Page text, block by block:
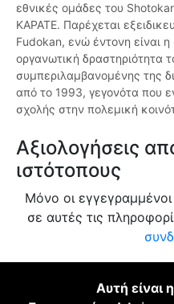
εθνικές ομάδες του
ΚΑΡΑΤΕ. Παρέχεται
Fudokan, ενώ έντονη είναι η
οργανωτική δραστηριότητα
συμπεριλαμβανομένης της
από το 1993, γεγονότα που
σχολής στην πολεμική
Αξιολογήσεις
ιστότοπους
Μόνο οι
σε αυτές τις
Αυτή είναι